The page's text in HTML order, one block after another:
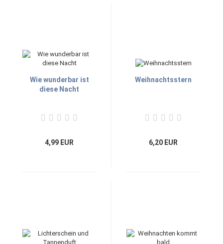
Wie wunderbar ist
diese Nacht
4,99 EUR
Weihnachtsstern
6,20 EUR